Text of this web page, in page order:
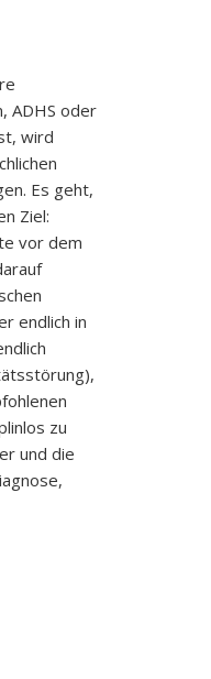
ADHS oder
wird
Es geht,
Ziel:
vor dem
endlich in
zu
und die